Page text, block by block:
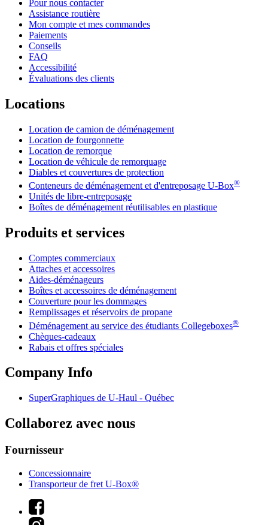
Pour nous contacter
Assistance routière
Mon compte et mes commandes
Paiements
Conseils
FAQ
Accessibilité
Évaluations des clients
Locations
Location de camion de déménagement
Location de fourgonnette
Location de remorque
Location de véhicule de remorquage
Diables et couvertures de protection
Conteneurs de déménagement et d'entreposage U-Box®
Unités de libre-entreposage
Boîtes de déménagement réutilisables en plastique
Produits et services
Comptes commerciaux
Attaches et accessoires
Aides-déménageurs
Boîtes et accessoires de déménagement
Couverture pour les dommages
Remplissages et réservoirs de propane
Déménagement au service des étudiants Collegeboxes®
Chèques-cadeaux
Rabais et offres spéciales
Company Info
SuperGraphiques de U-Haul - Québec
Collaborez avec nous
Fournisseur
Concessionnaire
Transporteur de fret U-Box®